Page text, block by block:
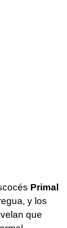
Primal
y los
que